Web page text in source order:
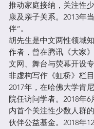
推动家庭接纳，关注性
康及亲子关系。2013年
伴”。
胡先生是中文两性领域
作者，曾在腾讯《大家
文网、舞台与荧幕开设
非虚构写作《虹桥》栏目
2017年，在哈佛大学肯
院任访问学者。2018年
内首个关注性少数人群
伙伴公益基金。2018年